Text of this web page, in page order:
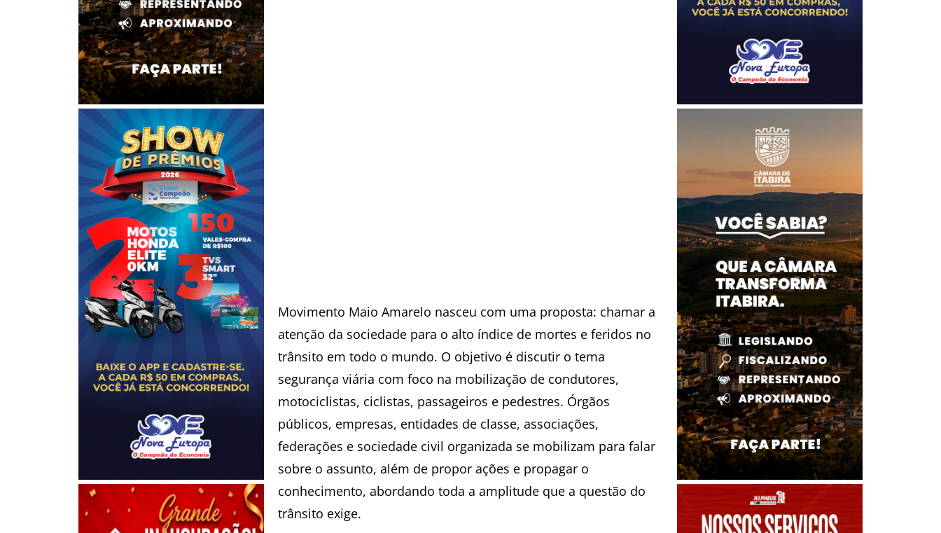
Movimento Maio Amarelo nasceu com uma proposta: chamar a
atenção da sociedade para o alto índice de mortes e feridos no
trânsito em todo o mundo. O objetivo é discutir o tema
segurança viária com foco na mobilização de condutores,
motociclistas, ciclistas, passageiros e pedestres. Órgãos
públicos, empresas, entidades de classe, associações,
federações e sociedade civil organizada se mobilizam para falar
sobre o assunto, além de propor ações e propagar o
conhecimento, abordando toda a amplitude que a questão do
trânsito exige.